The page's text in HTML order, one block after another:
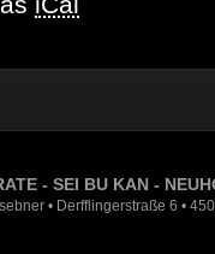
- SEI BU KAN -
• Derfflingerstraße 6 •